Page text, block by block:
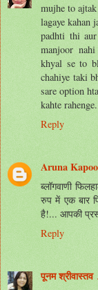
mujhe to
lagaye kahan
padhti thi
manjoor
khyal se to
chahiye taki
sare option
kahte rahenge.
Reply
Aruna
ब्लॉगवाणी
रुप में एक बार
है!... आपकी
Reply
पूनम श्रीवास्तव